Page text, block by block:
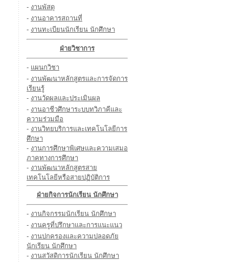
- งานพัสดุ
- งานอาคารสถานที่
- งานทะเบียนนักเรียน นักศึกษา
ฝ่ายวิชาการ
- แผนกวิชา
- งานพัฒนาหลักสูตรและการจัดการ
เรียนรู้
- งานวัดผลและประเมินผล
- งานอาชีวศึกษาระบบทวิภาคีและ
ความร่วมมือ
- งานวิทยบริการและเทคโนโลยีการ
ศึกษา
- งานการศึกษาพิเศษและความเสมอ
ภาคทางการศึกษา
- งานพัฒนาหลักสูตรสาย
เทคโนโลยีหรือสายปฏิบัติการ
ฝ่ายกิจการนักเรียน นักศึกษา
- งานกิจกรรมนักเรียน นักศึกษา
- งานครูที่ปรึกษาและการแนะแนว
- งานปกครองและความปลอดภัย
นักเรียน นักศึกษา
- งานสวัสดิการนักเรียน นักศึกษา